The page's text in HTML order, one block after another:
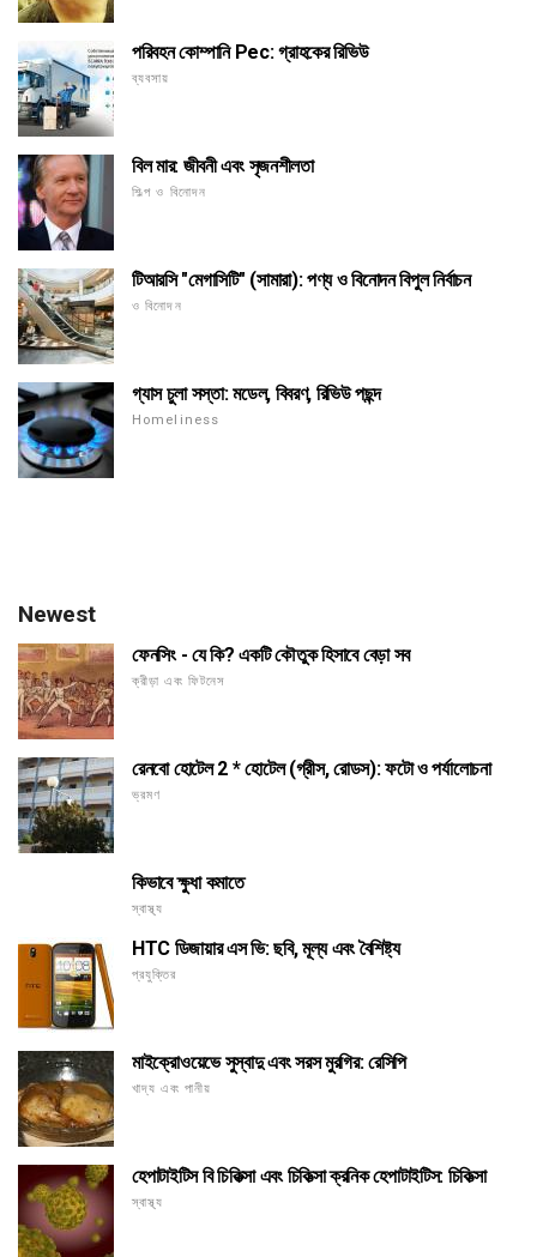
পরিবহন কোম্পানি Pec: গ্রাহকের রিভিউ
ব্যবসায়
বিল মার: জীবনী এবং সৃজনশীলতা
শিল্প ও বিনোদন
টিআরসি "মেগাসিটি" (সামারা): পণ্য ও বিনোদন বিপুল নির্বাচন
ও বিনোদন
গ্যাস চুলা সস্তা: মডেল, বিবরণ, রিভিউ পছন্দ
Homeliness
Newest
ফেনসিং - যে কি? একটি কৌতুক হিসাবে বেড়া সব
ক্রীড়া এবং ফিটনেস
রেনবো হোটেল 2 * হোটেল (গ্রীস, রোডস): ফটো ও পর্যালোচনা
ভ্রমণ
কিভাবে ক্ষুধা কমাতে
স্বাস্থ্য
HTC ডিজায়ার এস ভি: ছবি, মূল্য এবং বৈশিষ্ট্য
প্রযুক্তির
মাইক্রোওয়েভে সুস্বাদু এবং সরস মুরগির: রেসিপি
খাদ্য এবং পানীয়
হেপাটাইটিস বি চিকিত্সা এবং চিকিত্সা ক্রনিক হেপাটাইটিস: চিকিত্সা
স্বাস্থ্য